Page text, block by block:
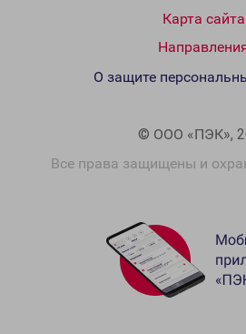
Карта сайта
© ООО «ПЭК»,
Все права защищены и
О защите